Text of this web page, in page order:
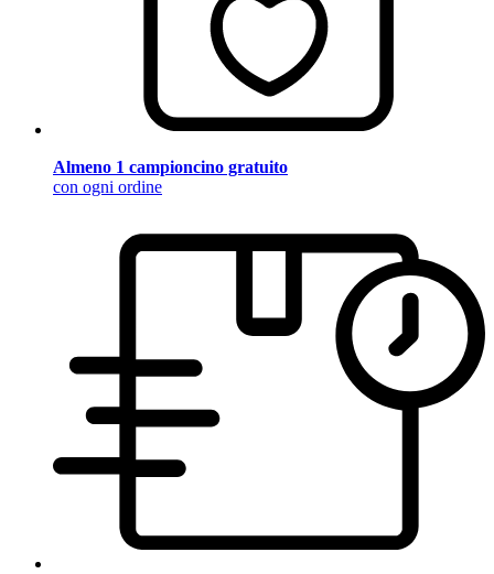
Almeno 1 campioncino gratuito
con ogni ordine